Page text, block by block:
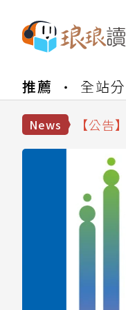
推薦 全站
News
【公告
【公
【公
【公
【公告